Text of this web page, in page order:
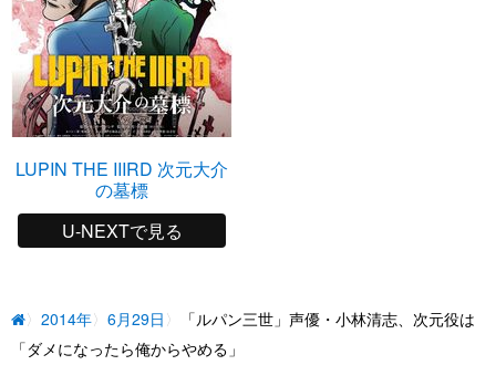
LUPIN THE IIIRD 次元大介
の墓標
U-NEXTで見る
2014年 6月29日
「ルパン三世」声優・小林清志、次元役は
「ダメになったら俺からやめる」